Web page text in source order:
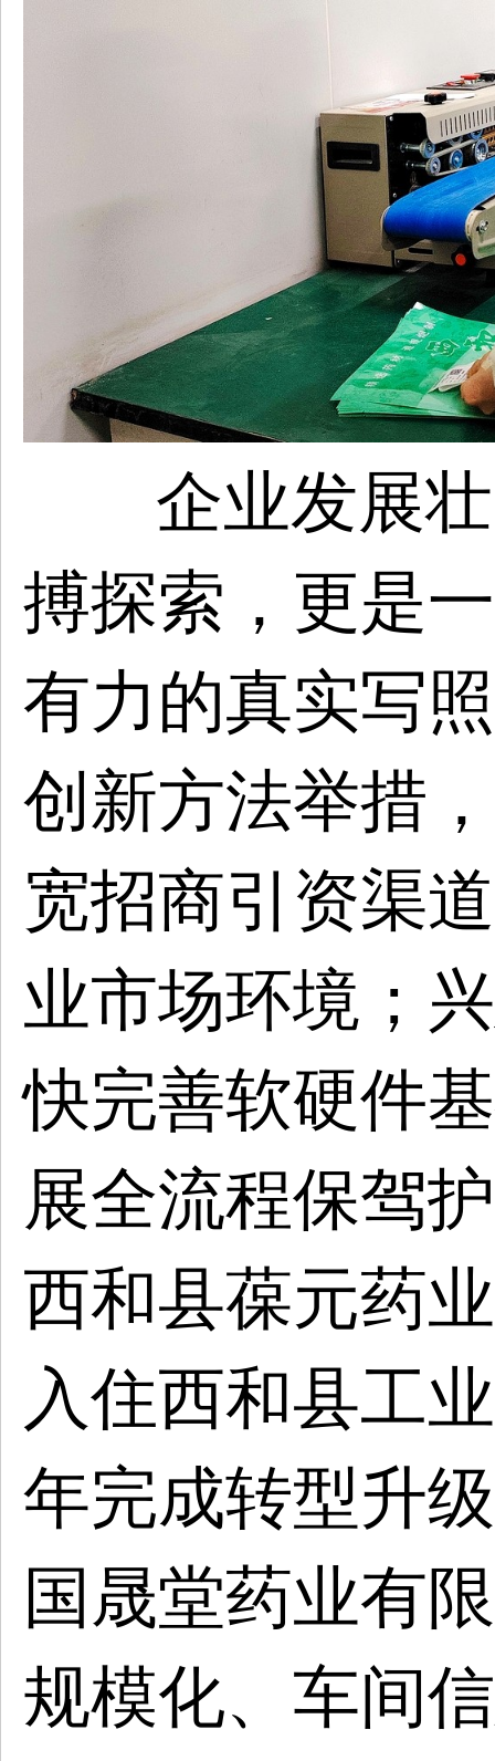
企业发展
搏探索，更是
有力的真实写
创新方法举措
宽招商引资渠
业市场环境；
快完善软硬件
展全流程保驾
西和县葆元药
入住西和县工
年完成转型升
国晟堂药业有
规模化、车间